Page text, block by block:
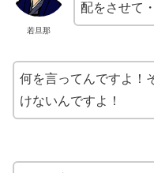
若旦那
配をさせて
何を言ってんですよ！
けないんですよ！